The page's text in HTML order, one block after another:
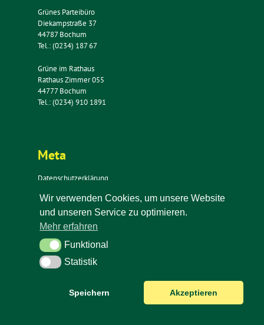
Grünes Parteibüro
Diekampstraße 37
44787 Bochum
Tel.: (0234) 187 67
Grüne im Rathaus
Rathaus Zimmer 055
44777 Bochum
Tel.: (0234) 910 1891
Meta
Datenschutzerklärung
Impressum
Kontakt
Newsletter
Wir verwenden Cookies, um unsere Website
und unseren Service zu optimieren.
Mehr erfahren
FunktionalFunktional
StatistikStatistik
Speichern Akzeptieren